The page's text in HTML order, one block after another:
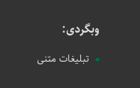
وبگردی:
تبلیغات متنی